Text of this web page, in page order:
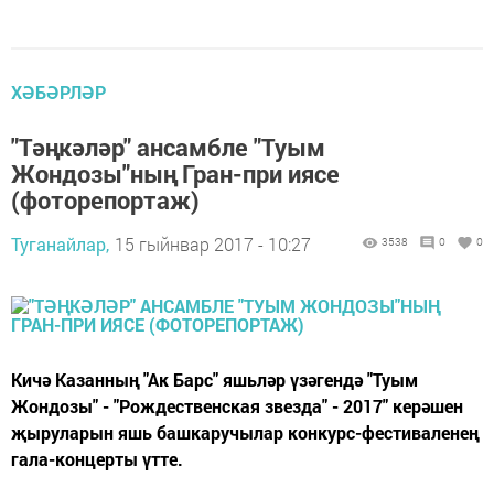
ХӘБӘРЛӘР
"Тәңкәләр" ансамбле "Туым
Жондозы"ның Гран-при иясе
(фоторепортаж)
Туганайлар, 15 гыйнвар 2017 - 10:27 3538 0 0
Кичә Казанның "Ак Барс" яшьләр үзәгендә "Туым
Жондозы" - "Рождественская звезда" - 2017" керәшен
җыруларын яшь башкаручылар конкурс-фестиваленең
гала-концерты үтте.